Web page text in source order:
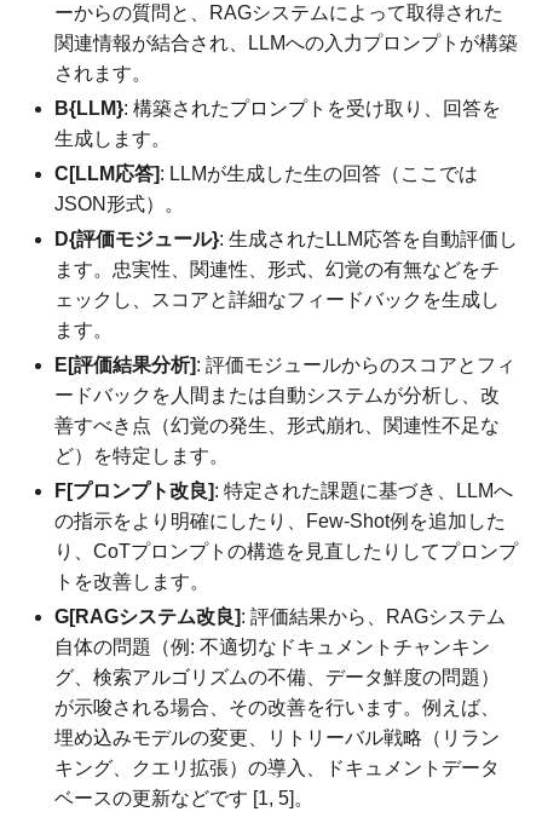
ーからの質問と、RAGシステムによって取得された
関連情報が結合され、LLMへの入力プロンプトが構築
されます。
B{LLM}: 構築されたプロンプトを受け取り、回答を
生成します。
C[LLM応答]: LLMが生成した生の回答（ここでは
JSON形式）。
D{評価モジュール}: 生成されたLLM応答を自動評価し
ます。忠実性、関連性、形式、幻覚の有無などをチ
ェックし、スコアと詳細なフィードバックを生成し
ます。
E[評価結果分析]: 評価モジュールからのスコアとフィ
ードバックを人間または自動システムが分析し、改
善すべき点（幻覚の発生、形式崩れ、関連性不足な
ど）を特定します。
F[プロンプト改良]: 特定された課題に基づき、LLMへ
の指示をより明確にしたり、Few-Shot例を追加した
り、CoTプロンプトの構造を見直したりしてプロンプ
トを改善します。
G[RAGシステム改良]: 評価結果から、RAGシステム
自体の問題（例: 不適切なドキュメントチャンキン
グ、検索アルゴリズムの不備、データ鮮度の問題）
が示唆される場合、その改善を行います。例えば、
埋め込みモデルの変更、リトリーバル戦略（リラン
キング、クエリ拡張）の導入、ドキュメントデータ
ベースの更新などです [1, 5]。